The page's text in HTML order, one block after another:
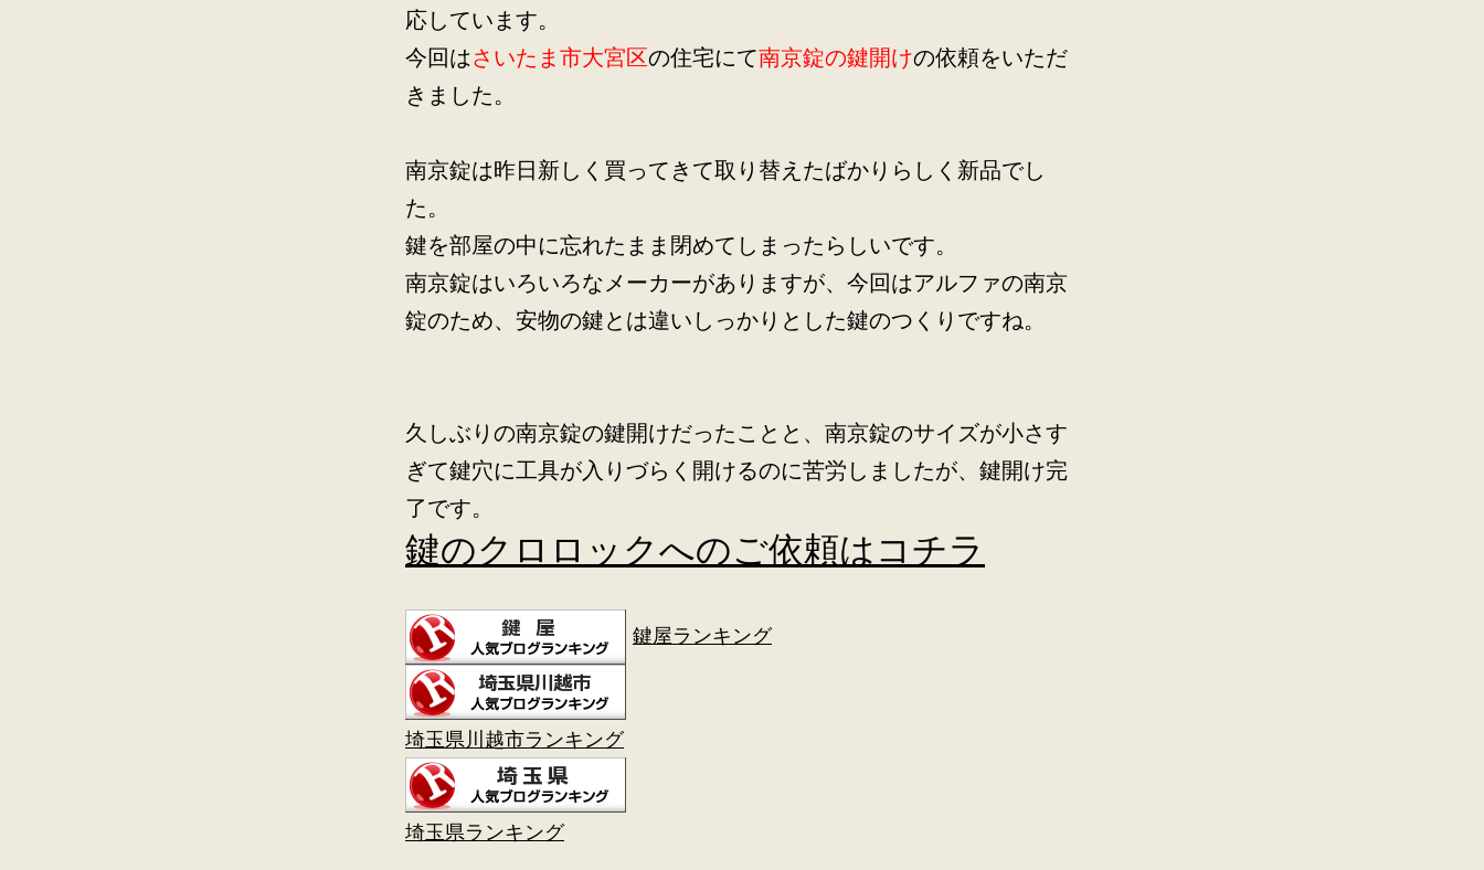
応しています。
今回はさいたま市大宮区の住宅にて南京錠の鍵開けの依頼をいただ
きました。
南京錠は昨日新しく買ってきて取り替えたばかりらしく新品でし
た。
鍵を部屋の中に忘れたまま閉めてしまったらしいです。
南京錠はいろいろなメーカーがありますが、今回はアルファの南京
錠のため、安物の鍵とは違いしっかりとした鍵のつくりですね。
久しぶりの南京錠の鍵開けだったことと、南京錠のサイズが小さす
ぎて鍵穴に工具が入りづらく開けるのに苦労しましたが、鍵開け完
了です。
鍵のクロロックへのご依頼はコチラ
鍵屋ランキング
埼玉県川越市ランキング
埼玉県ランキング